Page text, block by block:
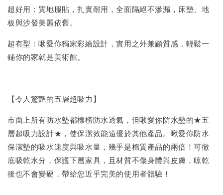
超好用：質地服貼，扎實耐用，全面隔絕不滲漏，床墊、地
板與沙發美麗依舊。
超有型：啾愛你獨家彩繪設計，實用之外兼顧質感，輕鬆一
鋪你的家就是美術館。
【令人驚艷的五層超吸力】
市面上所有防水墊都標榜防水透氣，但啾愛你防水墊的★五
層超吸力設計★，使保潔效能遠優於其他產品。啾愛你防水
保潔墊的吸水速度與吸水量，幾乎是棉質產品的兩倍！可徹
底吸乾水分，保護下層家具，且材質不傷身體與皮膚，晾乾
後也不會變硬，帶給您近乎完美的使用者體驗！